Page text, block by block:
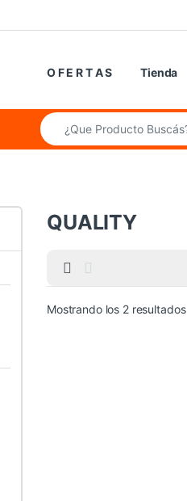
O F E R T A S Tienda
Búsqueda de:
QUALITY
Mostrando los 2 resultados